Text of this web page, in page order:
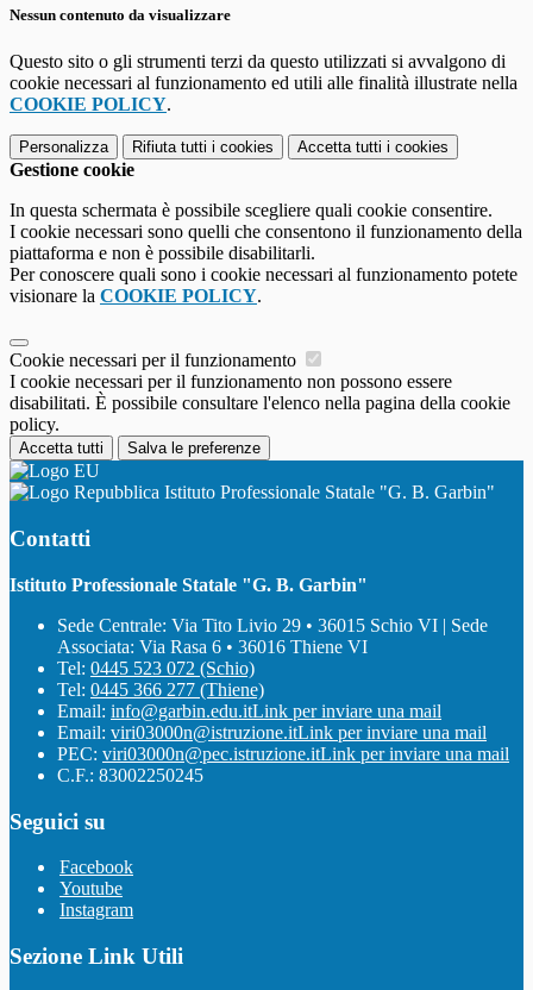
Nessun contenuto da visualizzare
Questo sito o gli strumenti terzi da questo utilizzati si avvalgono di
cookie necessari al funzionamento ed utili alle finalità illustrate nella
COOKIE POLICY.
Personalizza Rifiuta tutti i cookies Accetta tutti i cookies
Gestione cookie
In questa schermata è possibile scegliere quali cookie consentire.
I cookie necessari sono quelli che consentono il funzionamento della
piattaforma e non è possibile disabilitarli.
Per conoscere quali sono i cookie necessari al funzionamento potete
visionare la COOKIE POLICY.
Cookie necessari per il funzionamento
I cookie necessari per il funzionamento non possono essere
disabilitati. È possibile consultare l'elenco nella pagina della cookie
policy.
Accetta tutti Salva le preferenze
Istituto Professionale Statale "G. B. Garbin"
Contatti
Istituto Professionale Statale "G. B. Garbin"
Sede Centrale: Via Tito Livio 29 • 36015 Schio VI | Sede
Associata: Via Rasa 6 • 36016 Thiene VI
Tel: 0445 523 072 (Schio)
Tel: 0445 366 277 (Thiene)
Email: info@garbin.edu.itLink per inviare una mail
Email: viri03000n@istruzione.itLink per inviare una mail
PEC: viri03000n@pec.istruzione.itLink per inviare una mail
C.F.: 83002250245
Seguici su
Facebook
Youtube
Instagram
Sezione Link Utili